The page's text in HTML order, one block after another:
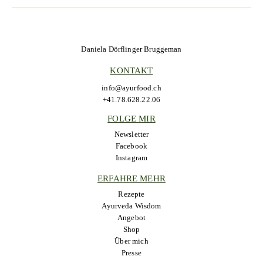
Daniela Dörflinger Bruggeman
KONTAKT
info@ayurfood.ch
+41.78.628.22.06
FOLGE MIR
Newsletter
Facebook
Instagram
ERFAHRE MEHR
Rezepte
Ayurveda Wisdom
Angebot
Shop
Über mich
Presse